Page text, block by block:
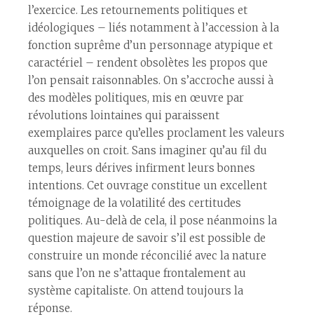
l’exercice. Les retournements politiques et
idéologiques – liés notamment à l’accession à la
fonction suprême d’un personnage atypique et
caractériel – rendent obsolètes les propos que
l’on pensait raisonnables. On s’accroche aussi à
des modèles politiques, mis en œuvre par
révolutions lointaines qui paraissent
exemplaires parce qu’elles proclament les valeurs
auxquelles on croit. Sans imaginer qu’au fil du
temps, leurs dérives infirment leurs bonnes
intentions. Cet ouvrage constitue un excellent
témoignage de la volatilité des certitudes
politiques. Au-delà de cela, il pose néanmoins la
question majeure de savoir s’il est possible de
construire un monde réconcilié avec la nature
sans que l’on ne s’attaque frontalement au
système capitaliste. On attend toujours la
réponse.